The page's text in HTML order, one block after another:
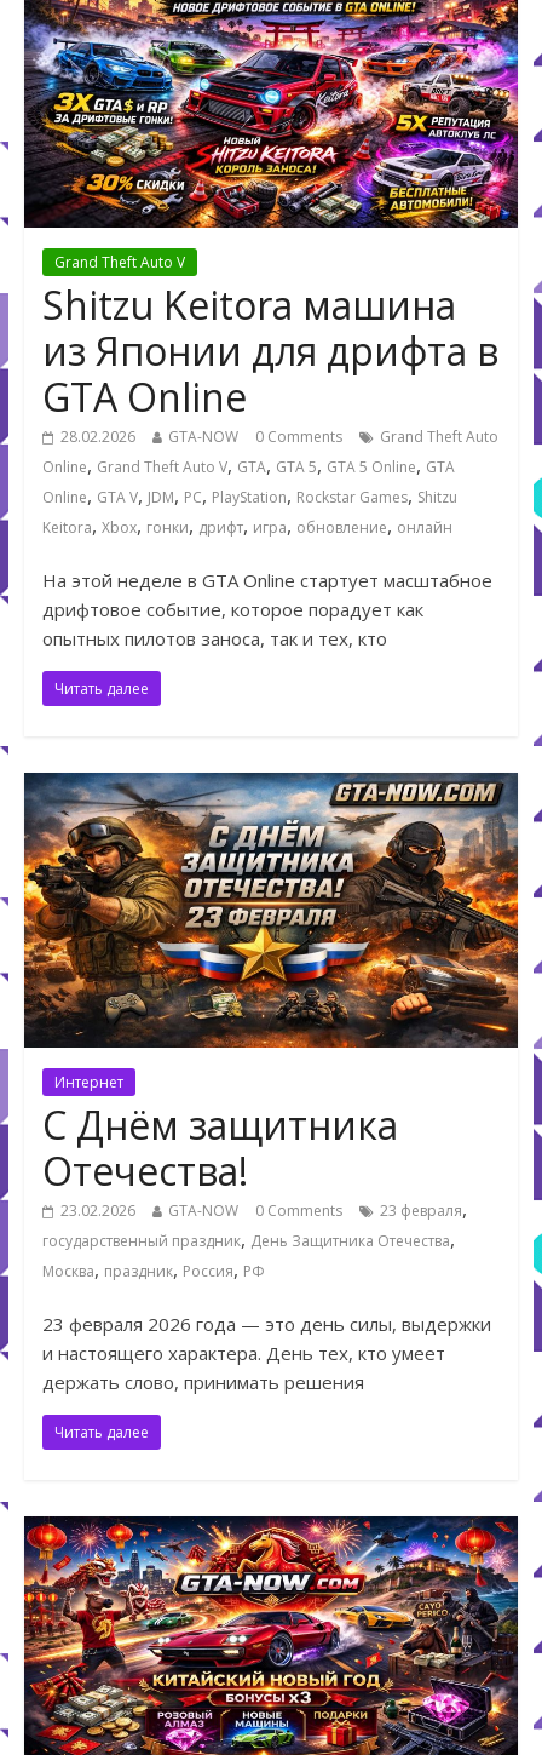
Grand Theft Auto V
Shitzu Keitora машина
из Японии для дрифта в
GTA Online
28.02.2026 GTA-NOW 0 Comments
Grand Theft Auto
Online, Grand Theft Auto V, GTA, GTA 5, GTA 5 Online, GTA
Online, GTA V, JDM, PC, PlayStation, Rockstar Games, Shitzu
Keitora, Xbox, гонки, дрифт, игра, обновление, онлайн
На этой неделе в GTA Online стартует масштабное
дрифтовое событие, которое порадует как
опытных пилотов заноса, так и тех, кто
Читать далее
Интернет
С Днём защитника
Отечества!
23.02.2026 GTA-NOW 0 Comments 23 февраля,
государственный праздник, День Защитника Отечества,
Москва, праздник, Россия, РФ
23 февраля 2026 года — это день силы, выдержки
и настоящего характера. День тех, кто умеет
держать слово, принимать решения
Читать далее